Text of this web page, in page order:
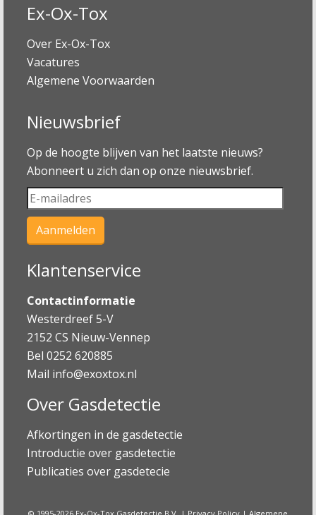
Ex-Ox-Tox
Over Ex-Ox-Tox
Vacatures
Algemene Voorwaarden
Nieuwsbrief
Op de hoogte blijven van het laatste nieuws?
Abonneert u zich dan op onze nieuwsbrief.
Klantenservice
Contactinformatie
Westerdreef 5-V
2152 CS Nieuw-Vennep
Bel 0252 620885
Mail info@exoxtox.nl
Over Gasdetectie
Afkortingen in de gasdetectie
Introductie over gasdetectie
Publicaties over gasdetecie